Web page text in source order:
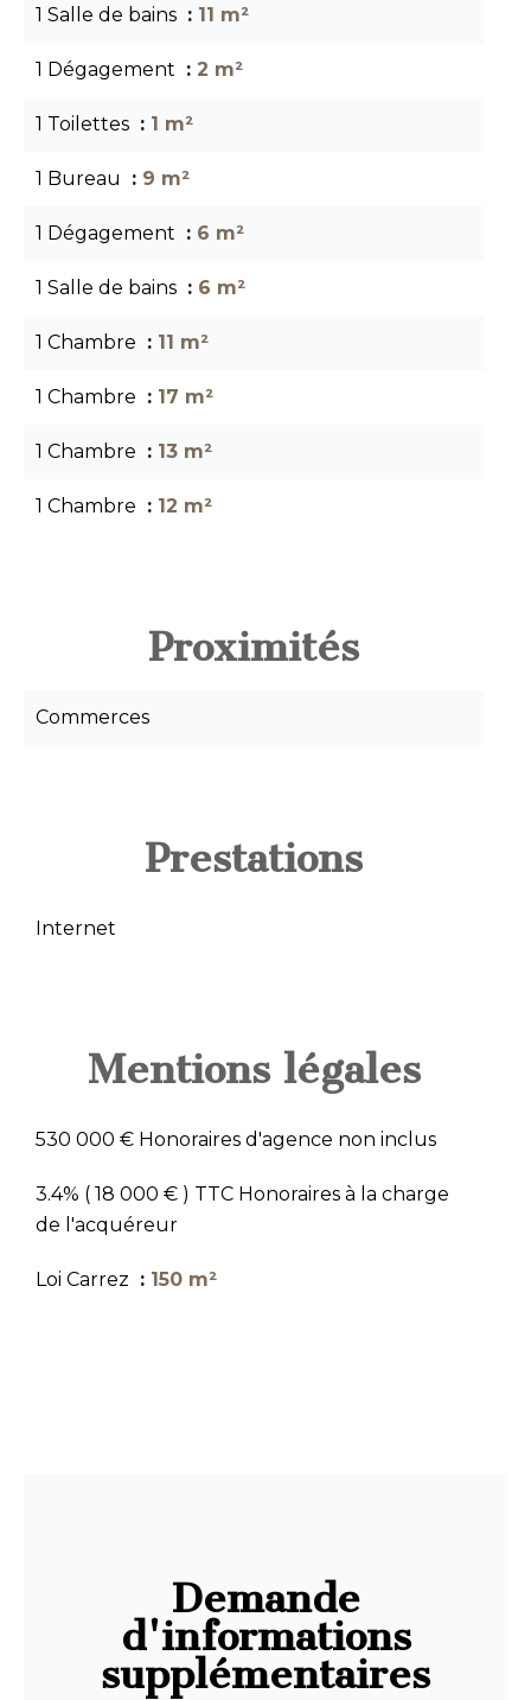
1 Salle de bains 11 m²
1 Dégagement 2 m²
1 Toilettes 1 m²
1 Bureau 9 m²
1 Dégagement 6 m²
1 Salle de bains 6 m²
1 Chambre 11 m²
1 Chambre 17 m²
1 Chambre 13 m²
1 Chambre 12 m²
Proximités
Commerces
Prestations
Internet
Mentions légales
530 000 € Honoraires d'agence non inclus
3.4% ( 18 000 € ) TTC Honoraires à la charge
de l'acquéreur
Loi Carrez 150 m²
Demande
d'informations
supplémentaires